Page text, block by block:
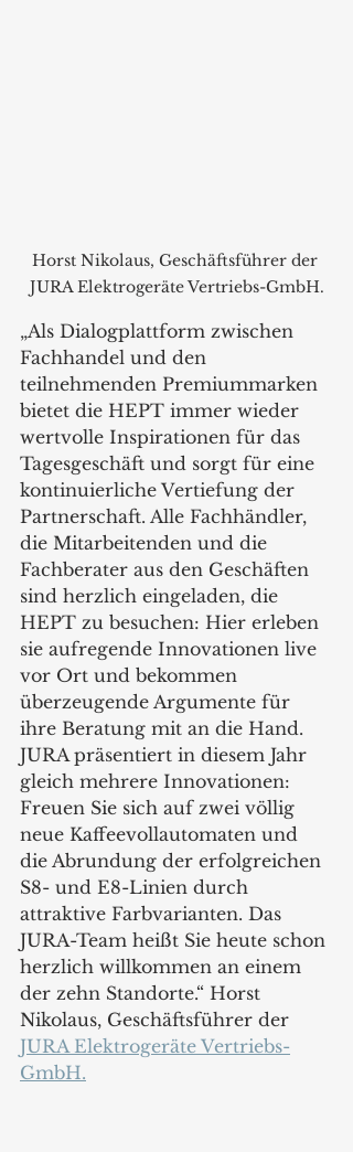
Horst Nikolaus, Geschäftsführer der
JURA Elektrogeräte Vertriebs-GmbH.
„Als Dialogplattform zwischen
Fachhandel und den
teilnehmenden Premiummarken
bietet die HEPT immer wieder
wertvolle Inspirationen für das
Tagesgeschäft und sorgt für eine
kontinuierliche Vertiefung der
Partnerschaft. Alle Fachhändler,
die Mitarbeitenden und die
Fachberater aus den Geschäften
sind herzlich eingeladen, die
HEPT zu besuchen: Hier erleben
sie aufregende Innovationen live
vor Ort und bekommen
überzeugende Argumente für
ihre Beratung mit an die Hand.
JURA präsentiert in diesem Jahr
gleich mehrere Innovationen:
Freuen Sie sich auf zwei völlig
neue Kaffeevollautomaten und
die Abrundung der erfolgreichen
S8- und E8-Linien durch
attraktive Farbvarianten. Das
JURA-Team heißt Sie heute schon
herzlich willkommen an einem
der zehn Standorte.“ Horst
Nikolaus, Geschäftsführer der
JURA Elektrogeräte Vertriebs-
GmbH.